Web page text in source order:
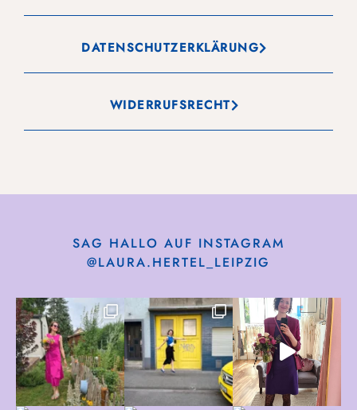
DATENSCHUTZERKLÄRUNG
WIDERRUFSRECHT
SAG HALLO AUF INSTAGRAM
@LAURA.HERTEL_LEIPZIG